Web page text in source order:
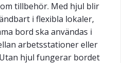
tillbehör. Med hjul blir
i flexibla lokaler,
bord ska användas i
arbetsstationer eller
hjul fungerar bordet